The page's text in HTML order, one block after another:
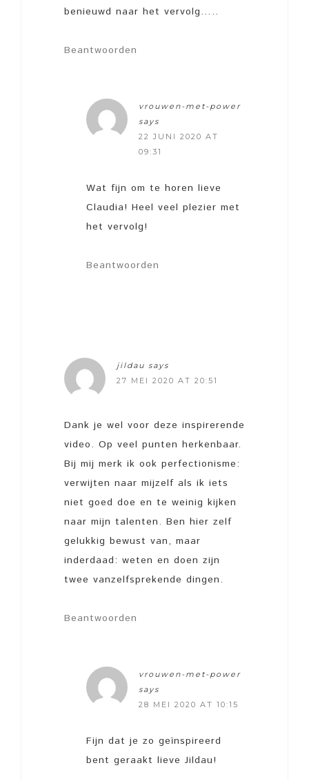
benieuwd naar het vervolg…..
Beantwoorden
vrouwen-met-power
says
22 JUNI 2020 AT
09:31
Wat fijn om te horen lieve
Claudia! Heel veel plezier met
het vervolg!
Beantwoorden
jildau says
27 MEI 2020 AT 20:51
Dank je wel voor deze inspirerende
video. Op veel punten herkenbaar.
Bij mij merk ik ook perfectionisme:
verwijten naar mijzelf als ik iets
niet goed doe en te weinig kijken
naar mijn talenten. Ben hier zelf
gelukkig bewust van, maar
inderdaad: weten en doen zijn
twee vanzelfsprekende dingen.
Beantwoorden
vrouwen-met-power
says
28 MEI 2020 AT 10:15
Fijn dat je zo geïnspireerd
bent geraakt lieve Jildau!